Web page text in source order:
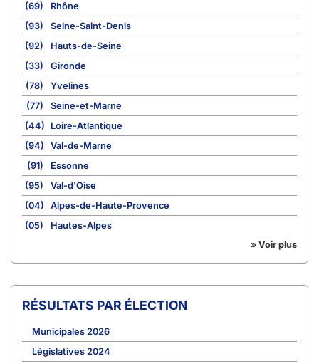
(69)
Rhône
(93)
Seine-Saint-Denis
(92)
Hauts-de-Seine
(33)
Gironde
(78)
Yvelines
(77)
Seine-et-Marne
(44)
Loire-Atlantique
(94)
Val-de-Marne
(91)
Essonne
(95)
Val-d'Oise
(04)
Alpes-de-Haute-Provence
(05)
Hautes-Alpes
» Voir plus
RÉSULTATS PAR ÉLECTION
Municipales 2026
Législatives 2024